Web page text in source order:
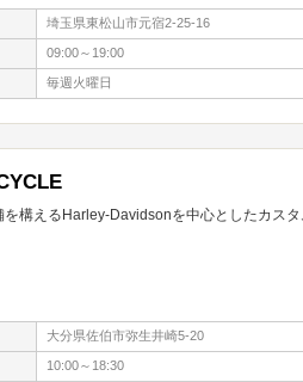
埼玉県東松山市元宿2-25-16
09:00～19:00
毎週火曜日
構えるHarley-Davidsonを中心としたカスタ
大分県佐伯市弥生井崎5-20
10:00～18:30